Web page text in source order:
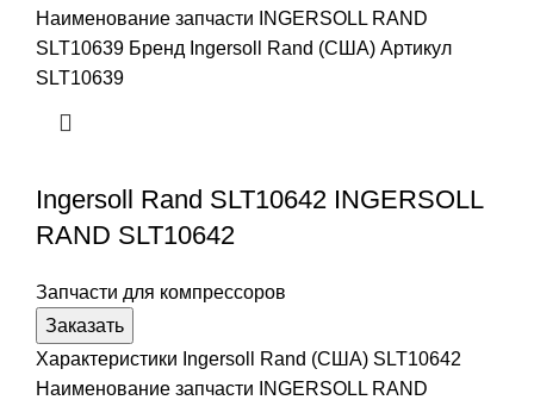
Наименование запчасти INGERSOLL RAND
SLT10639 Бренд Ingersoll Rand (США) Артикул
SLT10639
Ingersoll Rand SLT10642 INGERSOLL
RAND SLT10642
Запчасти для компрессоров
Заказать
Характеристики Ingersoll Rand (США) SLT10642
Наименование запчасти INGERSOLL RAND